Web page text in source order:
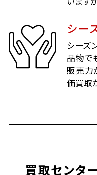
シー
シーズ
品物で
販売力
価買取
買取センタ